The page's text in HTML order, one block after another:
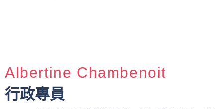
Albertine Chambenoit
行政專員